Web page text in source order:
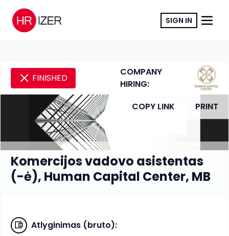
SIGN IN
FINISHED
COMPANY
HIRING:
COPY LINK
PRINT
Komercijos vadovo asistentas
(-ė), Human Capital Center, MB
Atlyginimas (bruto):